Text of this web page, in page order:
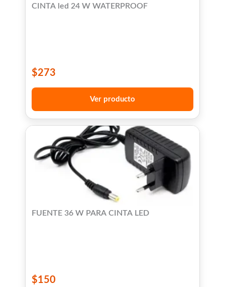
CINTA led 24 W WATERPROOF
$273
Ver producto
FUENTE 36 W PARA CINTA LED
$150